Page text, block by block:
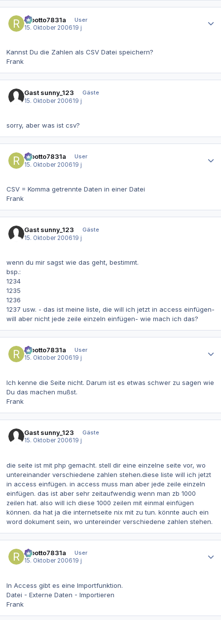
robotto7831a
User
15. Oktober 200619 j
Kannst Du die Zahlen als CSV Datei speichern?
Frank
Gast sunny_123
Gäste
15. Oktober 200619 j
sorry, aber was ist csv?
robotto7831a
User
15. Oktober 200619 j
CSV = Komma getrennte Daten in einer Datei
Frank
Gast sunny_123
Gäste
15. Oktober 200619 j
wenn du mir sagst wie das geht, bestimmt.
bsp.:
1234
1235
1236
1237 usw. - das ist meine liste, die will ich jetzt in access einfügen-
will aber nicht jede zeile einzeln einfügen- wie mach ich das?
robotto7831a
User
15. Oktober 200619 j
Ich kenne die Seite nicht. Darum ist es etwas schwer zu sagen wie
Du das machen mußst.
Frank
Gast sunny_123
Gäste
15. Oktober 200619 j
die seite ist mit php gemacht. stell dir eine einzelne seite vor, wo
untereinander verschiedene zahlen stehen.diese liste will ich jetzt
in access einfügen. in access muss man aber jede zeile einzeln
einfügen. das ist aber sehr zeitaufwendig wenn man zb 1000
zeilen hat. also will ich diese 1000 zeilen mit einmal einfügen
können. da hat ja die internetseite nix mit zu tun. könnte auch ein
word dokument sein, wo untereinder verschiedene zahlen stehen.
robotto7831a
User
15. Oktober 200619 j
In Access gibt es eine Importfunktion.
Datei - Externe Daten - Importieren
Frank